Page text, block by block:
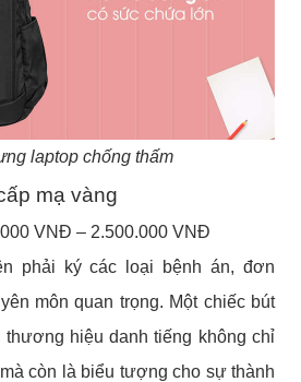
laptop chống thấm
mạ vàng
VNĐ – 2.500.000 VNĐ
phải ký các loại bệnh án, đơn
môn quan trọng. Một chiếc bút
thương hiệu danh tiếng không chỉ
còn là biểu tượng cho sự thành